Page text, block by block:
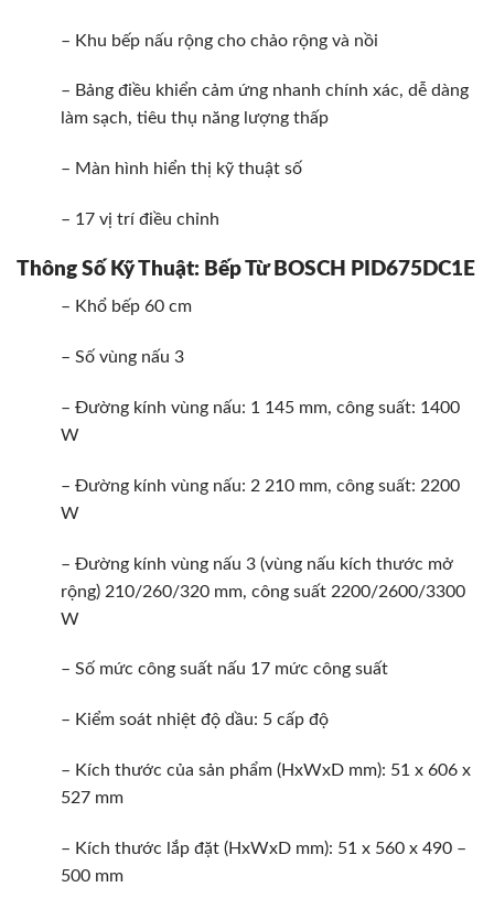
– Khu bếp nấu rộng cho chảo rộng và nồi
– Bảng điều khiển cảm ứng nhanh chính xác, dễ dàng
làm sạch, tiêu thụ năng lượng thấp
– Màn hình hiển thị kỹ thuật số
– 17 vị trí điều chỉnh
Thông Số Kỹ Thuật: Bếp Từ BOSCH PID675DC1E
– Khổ bếp 60 cm
– Số vùng nấu 3
– Đường kính vùng nấu: 1 145 mm, công suất: 1400
W
– Đường kính vùng nấu: 2 210 mm, công suất: 2200
W
– Đường kính vùng nấu 3 (vùng nấu kích thước mở
rộng) 210/260/320 mm, công suất 2200/2600/3300
W
– Số mức công suất nấu 17 mức công suất
– Kiểm soát nhiệt độ dầu: 5 cấp độ
– Kích thước của sản phẩm (HxWxD mm): 51 x 606 x
527 mm
– Kích thước lắp đặt (HxWxD mm): 51 x 560 x 490 –
500 mm